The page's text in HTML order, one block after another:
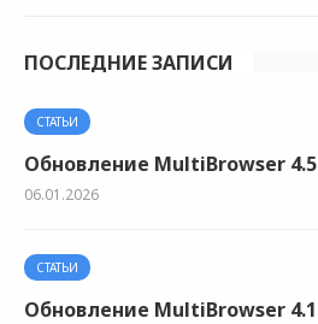
ПОСЛЕДНИЕ ЗАПИСИ
СТАТЬИ
Обновление MultiBrowser 4.5
06.01.2026
СТАТЬИ
Обновление MultiBrowser 4.1